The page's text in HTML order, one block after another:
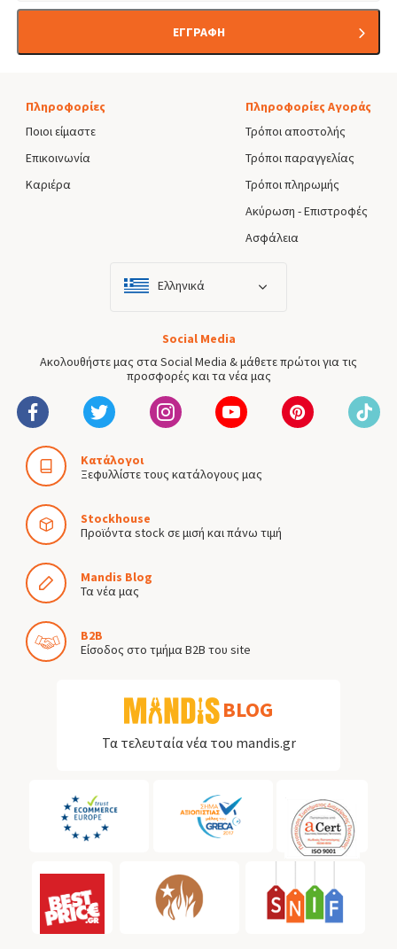
ΕΓΓΡΑΦΗ
Πληροφορίες
Ποιοι είμαστε
Επικοινωνία
Καριέρα
Πληροφορίες Αγοράς
Τρόποι αποστολής
Τρόποι παραγγελίας
Τρόποι πληρωμής
Ακύρωση - Επιστροφές
Ασφάλεια
Ελληνικά
Social Media
Ακολουθήστε μας στα Social Media & μάθετε πρώτοι για τις
προσφορές και τα νέα μας
Κατάλογοι
Ξεφυλλίστε τους κατάλογους μας
Stockhouse
Προϊόντα stock σε μισή και πάνω τιμή
Mandis Blog
Τα νέα μας
B2B
Είσοδος στο τμήμα B2B του site
BLOG
Τα τελευταία νέα του mandis.gr